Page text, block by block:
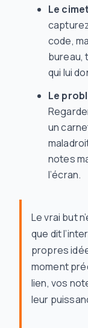
Le
code,
bureau,
qui lui
Le
un
notes
l’écran.
Le vrai but
que dit
propres
moment
lien, vos
leur